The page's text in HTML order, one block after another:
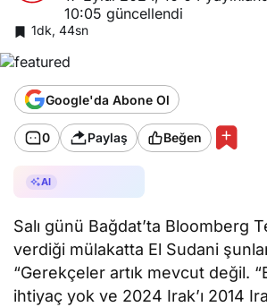
10:05 güncellendi
1dk, 44sn
Google'da Abone Ol
0 Paylaş Beğen
AI
Salı günü Bağdat’ta Bloomberg
verdiği mülakatta El Sudani
“Gerekçeler artık mevcut değil.
ihtiyaç yok ve 2024 Irak’ı 2014